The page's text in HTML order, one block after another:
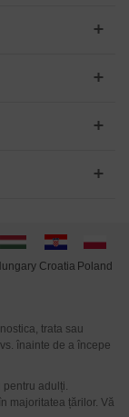
Croatia Poland
trata sau
înainte de a începe
adulți.
majoritatea țărilor. Vă